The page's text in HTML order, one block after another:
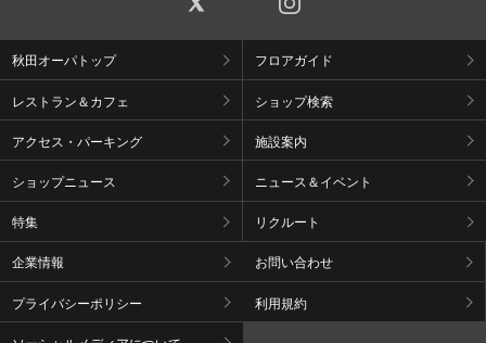
秋田オーパトップ フロアガイド
レストラン＆カフェ ショップ検索
アクセス・パーキング 施設案内
ショップニュース ニュース＆イベント
特集 リクルート
企業情報 お問い合わせ
プライバシーポリシー 利用規約